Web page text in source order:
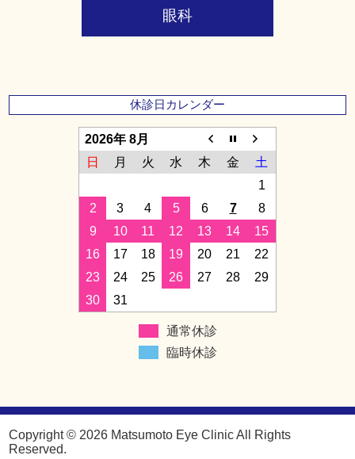
眼科
休診日カレンダー
2026年 8月
日
月 火 水 木 金
土
1
2
3 4 5 6 7
8
9
10 11 12 13 14
15
16
17 18 19 20 21
22
23
24 25 26 27 28
29
30
31
通常休診
臨時休診
Copyright © 2026 Matsumoto Eye Clinic All Rights
Reserved.